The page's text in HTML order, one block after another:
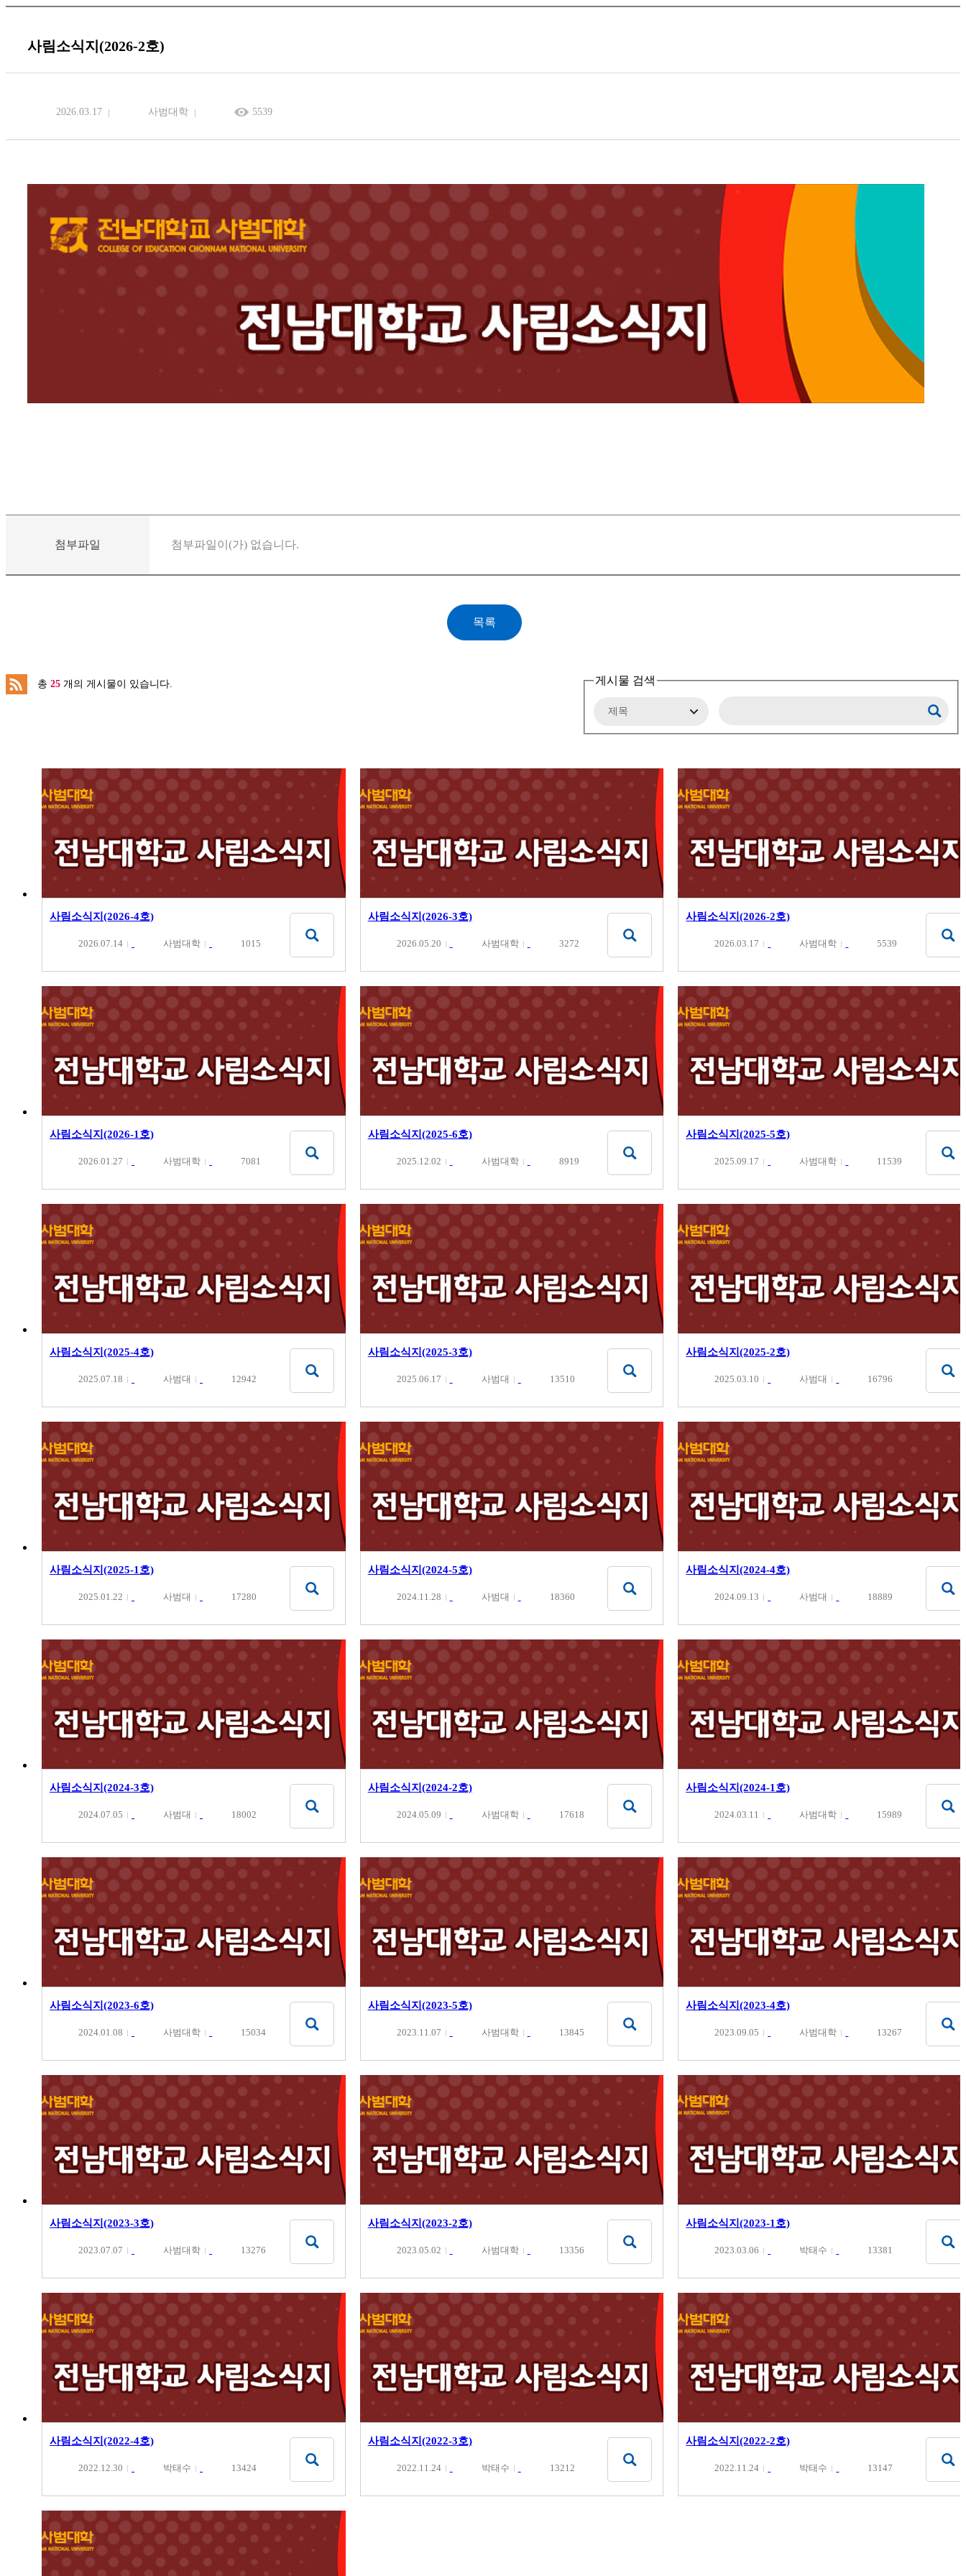
사림소식지(2026-2호)
2026.03.17 사범대학 5539
첨부파일 첨부파일이(가) 없습니다.
총 25 개의 게시물이 있습니다. 게시물 검색
사림소식지(2026-4호)
2026.07.14 사범대학 1015
사림소식지(2026-3호)
2026.05.20 사범대학 3272
사림소식지(2026-2호)
2026.03.17 사범대학 5539
사림소식지(2026-1호)
2026.01.27 사범대학 7081
사림소식지(2025-6호)
2025.12.02 사범대학 8919
사림소식지(2025-5호)
2025.09.17 사범대학 11539
사림소식지(2025-4호)
2025.07.18 사범대 12942
사림소식지(2025-3호)
2025.06.17 사범대 13510
사림소식지(2025-2호)
2025.03.10 사범대 16796
사림소식지(2025-1호)
2025.01.22 사범대 17280
사림소식지(2024-5호)
2024.11.28 사범대 18360
사림소식지(2024-4호)
2024.09.13 사범대 18889
사림소식지(2024-3호)
2024.07.05 사범대 18002
사림소식지(2024-2호)
2024.05.09 사범대학 17618
사림소식지(2024-1호)
2024.03.11 사범대학 15989
사림소식지(2023-6호)
2024.01.08 사범대학 15034
사림소식지(2023-5호)
2023.11.07 사범대학 13845
사림소식지(2023-4호)
2023.09.05 사범대학 13267
사림소식지(2023-3호)
2023.07.07 사범대학 13276
사림소식지(2023-2호)
2023.05.02 사범대학 13356
사림소식지(2023-1호)
2023.03.06 박태수 13381
사림소식지(2022-4호)
2022.12.30 박태수 13424
사림소식지(2022-3호)
2022.11.24 박태수 13212
사림소식지(2022-2호)
2022.11.24 박태수 13147